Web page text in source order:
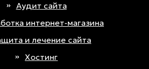
Аудит сайта
интернет-магазина
и лечение сайта
Хостинг